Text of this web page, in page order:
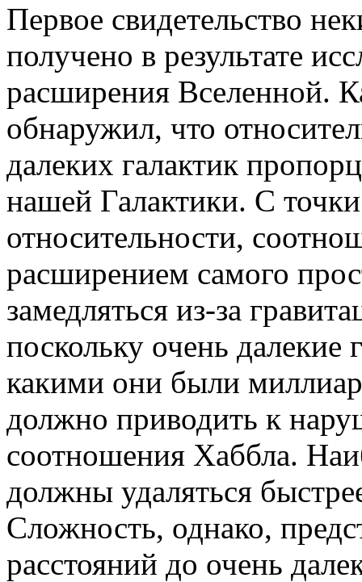
Первое свидетельство
получено в результате
расширения Вселенной.
обнаружил, что
далеких галактик
нашей Галактики. С
относительности,
расширением самого
замедляться из-за
поскольку очень
какими они были
должно приводить к
соотношения Хаббла.
должны удаляться
Сложность, однако,
расстояний до очень